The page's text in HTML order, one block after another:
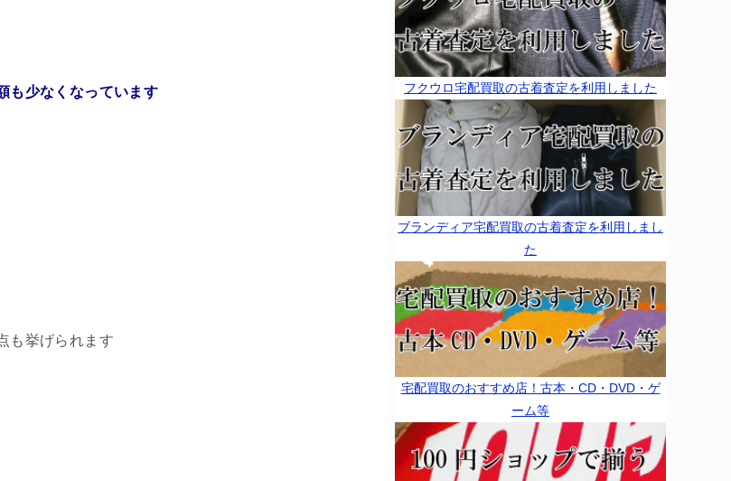
も少なくなっています
も挙げられます
フクウロ宅配買取の古着査定を利用しました
ブランディア宅配買取の古着査定を利用しまし
た
宅配買取のおすすめ店！古本・CD・DVD・ゲ
ーム等